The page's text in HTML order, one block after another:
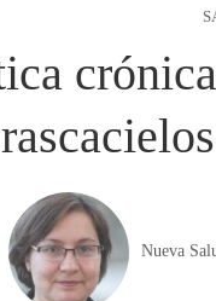
Nueva